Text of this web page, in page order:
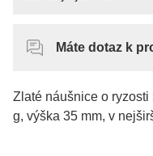
Máte dotaz k
Zlaté náušnice o
g, výška 35 mm, v